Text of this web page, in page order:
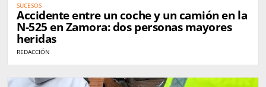
SUCESOS
Accidente entre un coche y un camión en la
N-525 en Zamora: dos personas mayores
heridas
REDACCIÓN